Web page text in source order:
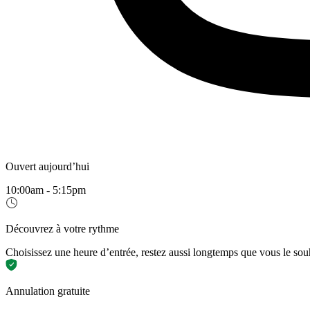
Ouvert aujourd’hui
10:00am - 5:15pm
Découvrez à votre rythme
Choisissez une heure d’entrée, restez aussi longtemps que vous le
Annulation gratuite